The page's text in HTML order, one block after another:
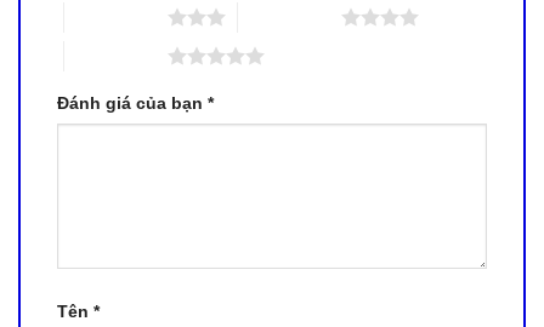
Đánh giá của bạn *
Tên *